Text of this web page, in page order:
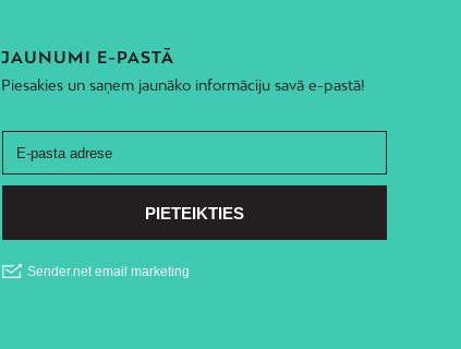
JAUNUMI E-PASTĀ
Piesakies un saņem jaunāko informāciju savā e-pastā!